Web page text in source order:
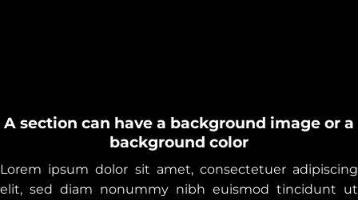
A section can have a background image or a
background color
Lorem ipsum dolor sit amet, consectetuer adipiscing
elit, sed diam nonummy nibh euismod tincidunt ut